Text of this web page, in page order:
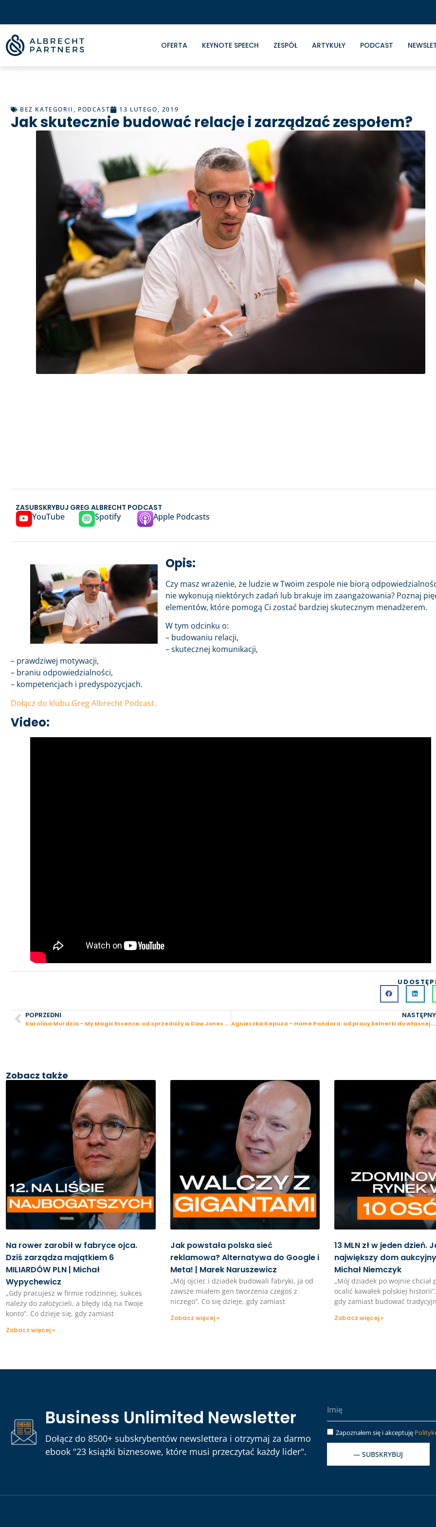
OFERTA KEYNOTE SPEECH ZESPÓŁ ARTYKUŁY PODCAST
BEZ KATEGORII , PODCAST 13 LUTEGO, 2019
Jak skutecznie budować relacje i zarządzać zespołem?
ZASUBSKRYBUJ GREG ALBRECHT PODCAST
YouTube Spotify Apple Podcasts
Opis:
Czy masz wrażenie, że ludzie w Twoim zespole nie biorą
nie wykonują niektórych zadań lub brakuje im zaangażowania? Poznaj
elementów, które pomogą Ci zostać bardziej skutecznym menadżerem.
W tym odcinku o:
– budowaniu relacji,
– skutecznej komunikacji,
– prawdziwej motywacji,
– braniu odpowiedzialności,
– kompetencjach i predyspozycjach.
Dołącz do klubu Greg Albrecht Podcast.
Video:
POPRZEDNI
Karolina Murdzia – My Magic Essence: od sprzedaży w Dow Jones do jogi i kosmetyków ekologicznych
NASTĘPNY
Agnieszka Kapuza – Home Pandora: od pracy kelnerki do własnej agencji nieruchomości w Hiszpanii
Zobacz także
Na rower zarobił w fabryce ojca.
Dziś zarządza majątkiem 6
MILIARDÓW PLN | Michał
Wypychewicz
„Gdy pracujesz w firmie rodzinnej, sukces
należy do założycieli, a błędy idą na Twoje
konto”. Co dzieje się, gdy zamiast
Zobacz więcej »
Jak powstała polska sieć
reklamowa? Alternatywa do Google i
Meta! | Marek Naruszewicz
„Mój ojciec i dziadek budowali fabryki, ja od
zawsze miałem gen tworzenia czegoś z
niczego”. Co się dzieje, gdy zamiast
Zobacz więcej »
13 MLN zł w jeden dzień.
największy dom
Michał Niemczyk
„Mój dziadek po wojnie chciał
ocalić kawałek polskiej
gdy zamiast budować
Zobacz więcej »
Business Unlimited Newsletter
Dołącz do 8500+ subskrybentów newslettera i otrzymaj za darmo
ebook "23 książki biznesowe, które musi przeczytać każdy lider".
Zapoznałem się i akceptuję
— SUBSKRYBUJ